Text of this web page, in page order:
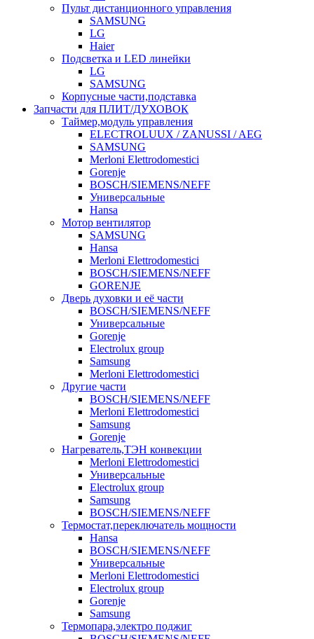
Пульт дистанционного управления
SAMSUNG
LG
Haier
Подсветка и LED линейки
LG
SAMSUNG
Корпусные части,подставка
Запчасти для ПЛИТ/ДУХОВОК
Таймер,модуль управления
ELECTROLUUX / ZANUSSI / AEG
SAMSUNG
Merloni Elettrodomestici
Gorenje
BOSCH/SIEMENS/NEFF
Универсальные
Hansa
Мотор вентилятор
SAMSUNG
Hansa
Merloni Elettrodomestici
BOSCH/SIEMENS/NEFF
GORENJE
Дверь духовки и её части
BOSCH/SIEMENS/NEFF
Универсальные
Gorenje
Electrolux group
Samsung
Merloni Elettrodomestici
Другие части
BOSCH/SIEMENS/NEFF
Merloni Elettrodomestici
Samsung
Gorenje
Нагреватель,ТЭН конвекции
Merloni Elettrodomestici
Универсальные
Electrolux group
Samsung
BOSCH/SIEMENS/NEFF
Термостат,переключатель мощности
Hansa
BOSCH/SIEMENS/NEFF
Универсальные
Merloni Elettrodomestici
Electrolux group
Gorenje
Samsung
Термопара,электро поджиг